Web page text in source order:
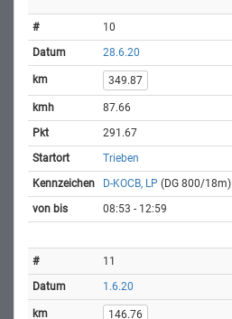
10
28.6.20
349.87
87.66
291.67
Trieben
D-KOCB, LP (DG 800/18m)
08:53 - 12:59
11
1.6.20
146.76